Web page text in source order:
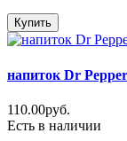
Купить
напиток Dr
110.00руб.
Есть в наличии